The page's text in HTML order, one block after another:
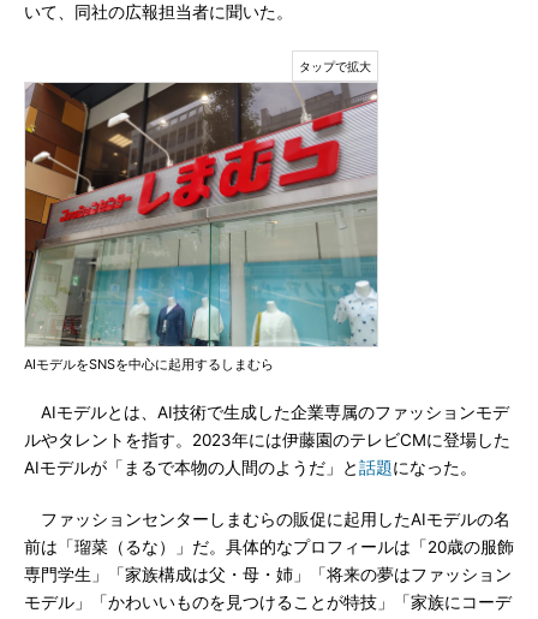
いて、同社の広報担当者に聞いた。
AIモデルをSNSを中心に起用するしまむら
AIモデルとは、AI技術で生成した企業専属のファッションモデ
ルやタレントを指す。2023年には伊藤園のテレビCMに登場した
AIモデルが「まるで本物の人間のようだ」と話題になった。
ファッションセンターしまむらの販促に起用したAIモデルの名
前は「瑠菜（るな）」だ。具体的なプロフィールは「20歳の服飾
専門学生」「家族構成は父・母・姉」「将来の夢はファッション
モデル」「かわいいものを見つけることが特技」「家族にコーデ